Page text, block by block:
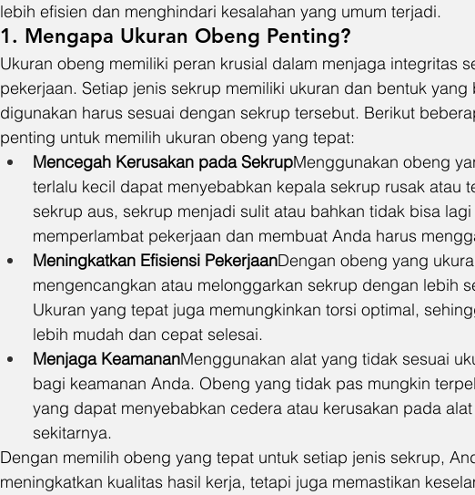
lebih efisien dan menghindari kesalahan yang umum terjadi.
1. Mengapa Ukuran Obeng Penting?
Ukuran obeng memiliki peran krusial dalam menjaga integritas
pekerjaan. Setiap jenis sekrup memiliki ukuran dan bentuk
digunakan harus sesuai dengan sekrup tersebut. Berikut
penting untuk memilih ukuran obeng yang tepat:
Mencegah Kerusakan pada SekrupMenggunakan obeng
terlalu kecil dapat menyebabkan kepala sekrup rusak atau
sekrup aus, sekrup menjadi sulit atau bahkan tidak bisa
memperlambat pekerjaan dan membuat Anda harus
Meningkatkan Efisiensi PekerjaanDengan obeng yang
mengencangkan atau melonggarkan sekrup dengan lebih
Ukuran yang tepat juga memungkinkan torsi optimal,
lebih mudah dan cepat selesai.
Menjaga KeamananMenggunakan alat yang tidak sesuai
bagi keamanan Anda. Obeng yang tidak pas mungkin
yang dapat menyebabkan cedera atau kerusakan pada
sekitarnya.
Dengan memilih obeng yang tepat untuk setiap jenis sekrup,
meningkatkan kualitas hasil kerja, tetapi juga memastikan